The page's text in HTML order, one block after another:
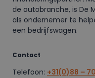
de autobranche, is De
als ondernemer te
een bedrijfswagen.
Contact
Telefoon: +31(0)88 –